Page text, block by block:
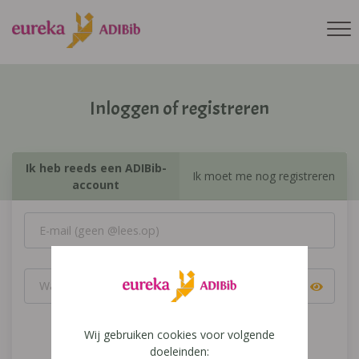
Inloggen of registreren
Ik heb reeds een ADIBib-
account
Ik moet me nog registreren
Inloggen
Wij gebruiken cookies voor volgende
doeleinden: